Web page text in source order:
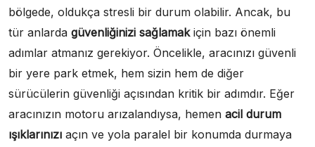
bölgede, oldukça stresli bir durum olabilir. Ancak, bu
tür anlarda güvenliğinizi sağlamakiçin bazı önemli
adımlar atmanız gerekiyor. Öncelikle, aracınızı güvenli
bir yere park etmek, hem sizin hem de diğer
sürücülerin güvenliği açısından kritik bir adımdır. Eğer
aracınızın motoru arızalandıysa, hemen acil durum
ışıklarınızı açın ve yola paralel bir konumda durmaya